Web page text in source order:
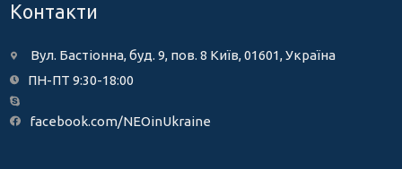
Контакти
Вул. Бастіонна, буд. 9, пов. 8 Київ, 01601, Україна
ПН-ПТ 9:30-18:00
facebook.com/NEOinUkraine